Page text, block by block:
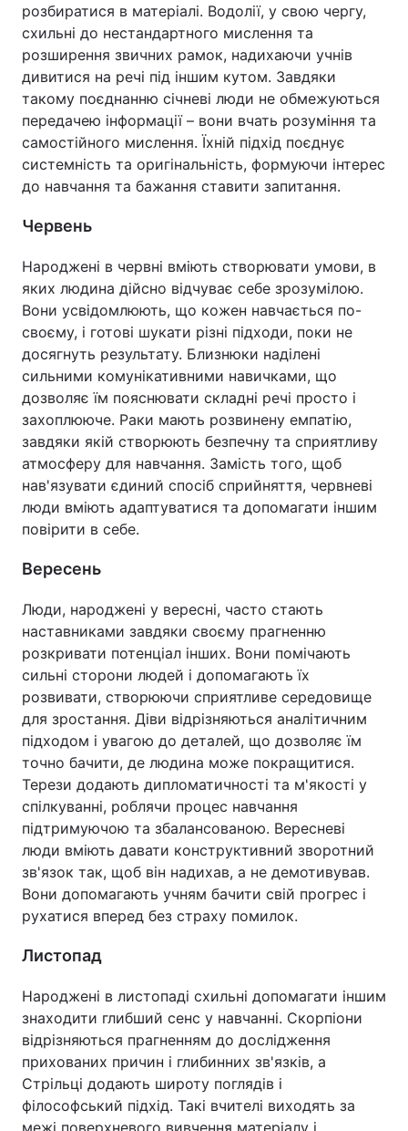
розбиратися в матеріалі. Водолії, у свою чергу,
схильні до нестандартного мислення та
розширення звичних рамок, надихаючи учнів
дивитися на речі під іншим кутом. Завдяки
такому поєднанню січневі люди не обмежуються
передачею інформації – вони вчать розуміння та
самостійного мислення. Їхній підхід поєднує
системність та оригінальність, формуючи інтерес
до навчання та бажання ставити запитання.
Червень
Народжені в червні вміють створювати умови, в
яких людина дійсно відчуває себе зрозумілою.
Вони усвідомлюють, що кожен навчається по-
своєму, і готові шукати різні підходи, поки не
досягнуть результату. Близнюки наділені
сильними комунікативними навичками, що
дозволяє їм пояснювати складні речі просто і
захоплююче. Раки мають розвинену емпатію,
завдяки якій створюють безпечну та сприятливу
атмосферу для навчання. Замість того, щоб
нав'язувати єдиний спосіб сприйняття, червневі
люди вміють адаптуватися та допомагати іншим
повірити в себе.
Вересень
Люди, народжені у вересні, часто стають
наставниками завдяки своєму прагненню
розкривати потенціал інших. Вони помічають
сильні сторони людей і допомагають їх
розвивати, створюючи сприятливе середовище
для зростання. Діви відрізняються аналітичним
підходом і увагою до деталей, що дозволяє їм
точно бачити, де людина може покращитися.
Терези додають дипломатичності та м'якості у
спілкуванні, роблячи процес навчання
підтримуючою та збалансованою. Вересневі
люди вміють давати конструктивний зворотний
зв'язок так, щоб він надихав, а не демотивував.
Вони допомагають учням бачити свій прогрес і
рухатися вперед без страху помилок.
Листопад
Народжені в листопаді схильні допомагати іншим
знаходити глибший сенс у навчанні. Скорпіони
відрізняються прагненням до дослідження
прихованих причин і глибинних зв'язків, а
Стрільці додають широту поглядів і
філософський підхід. Такі вчителі виходять за
межі поверхневого вивчення матеріалу і